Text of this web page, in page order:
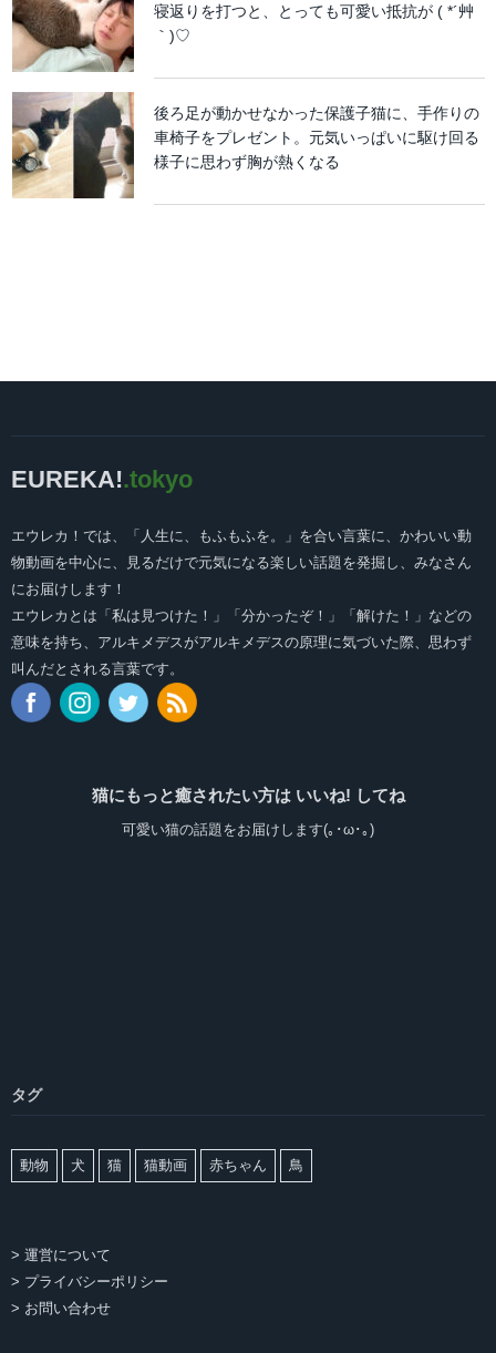
寝返りを打つと、とっても可愛い抵抗が ( *´艸
｀)♡
後ろ足が動かせなかった保護子猫に、手作りの
車椅子をプレゼント。元気いっぱいに駆け回る
様子に思わず胸が熱くなる
EUREKA!.tokyo
エウレカ！では、「人生に、もふもふを。」を合い言葉に、かわいい動
物動画を中心に、見るだけで元気になる楽しい話題を発掘し、みなさん
にお届けします！
エウレカとは「私は見つけた！」「分かったぞ！」「解けた！」などの
意味を持ち、アルキメデスがアルキメデスの原理に気づいた際、思わず
叫んだとされる言葉です。
猫にもっと癒されたい方は いいね! してね
可愛い猫の話題をお届けします(｡･ω･｡)
タグ
動物 犬 猫 猫動画 赤ちゃん 鳥
> 運営について
> プライバシーポリシー
> お問い合わせ